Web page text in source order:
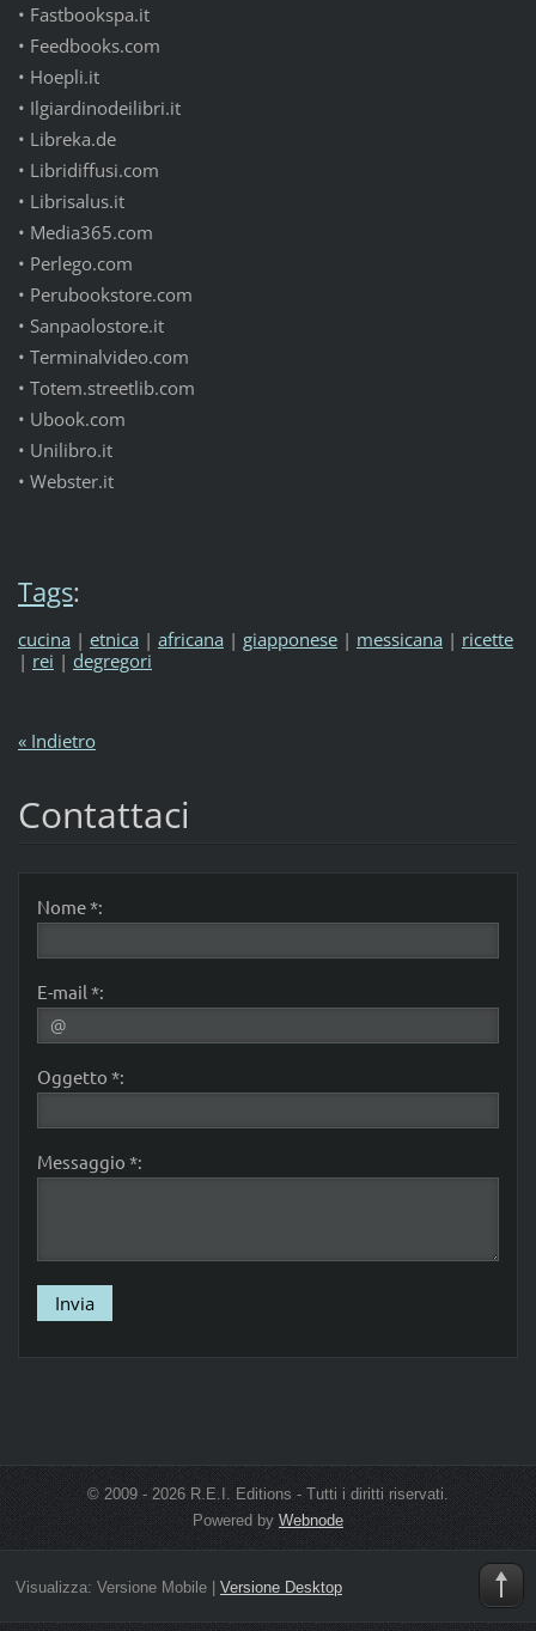
• Fastbookspa.it
• Feedbooks.com
• Hoepli.it
• Ilgiardinodeilibri.it
• Libreka.de
• Libridiffusi.com
• Librisalus.it
• Media365.com
• Perlego.com
• Perubookstore.com
• Sanpaolostore.it
• Terminalvideo.com
• Totem.streetlib.com
• Ubook.com
• Unilibro.it
• Webster.it
Tags:
cucina | etnica | africana | giapponese | messicana | ricette
| rei | degregori
« Indietro
Contattaci
Nome *:
E-mail *:
Oggetto *:
Messaggio *:
© 2009 - 2026 R.E.I. Editions - Tutti i diritti riservati.
Powered by Webnode
Visualizza: Versione Mobile| Versione Desktop